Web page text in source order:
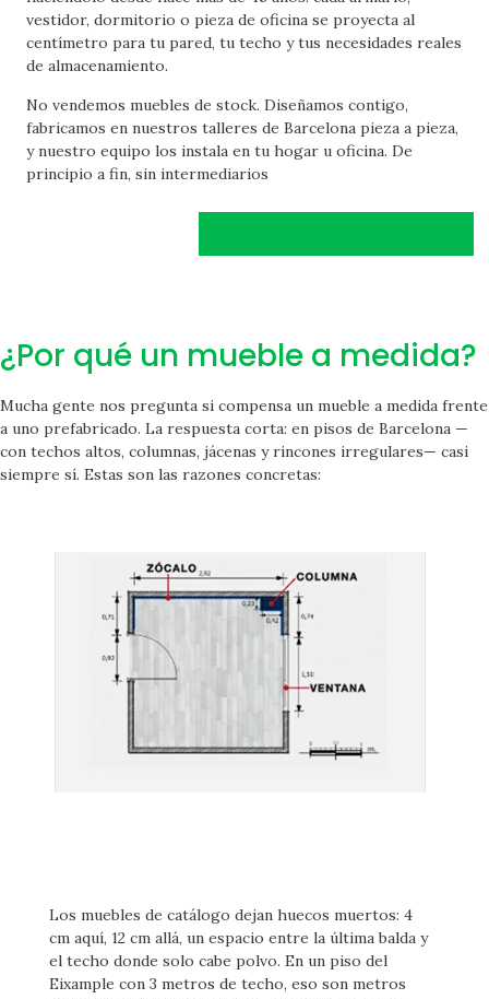
vestidor, dormitorio o pieza de oficina se proyecta al
centímetro para tu pared, tu techo y tus necesidades reales
de almacenamiento.
No vendemos muebles de stock. Diseñamos contigo,
fabricamos en nuestros talleres de Barcelona pieza a pieza,
y nuestro equipo los instala en tu hogar u oficina. De
principio a fin, sin intermediarios
¿Por qué un mueble a medida?
Mucha gente nos pregunta si compensa un mueble a medida frente
a uno prefabricado. La respuesta corta: en pisos de Barcelona —
con techos altos, columnas, jácenas y rincones irregulares— casi
siempre sí. Estas son las razones concretas:
Los muebles de catálogo dejan huecos muertos: 4
cm aquí, 12 cm allá, un espacio entre la última balda y
el techo donde solo cabe polvo. En un piso del
Eixample con 3 metros de techo, eso son metros